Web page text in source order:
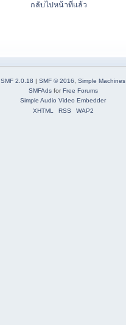
กลับไปหน้าที่แล้ว
SMF 2.0.18 | SMF © 2016, Simple Machines
SMFAdsforFree Forums
Simple Audio Video Embedder
XHTML
RSS WAP2